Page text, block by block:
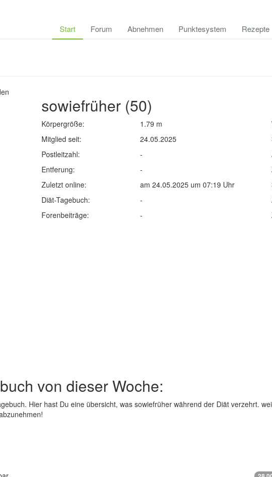
Start Forum Abnehmen Punktesystem Rezepte
sowiefrüher (50)
Körpergröße: 1.79 m
Mitglied seit:
24.05.2025
Postleitzahl:
-
Entferung:
-
Zuletzt online:
am 24.05.2025 um 07:19 Uhr
Diät-Tagebuch:
-
Forenbeiträge:
-
von dieser Woche:
Hier hast Du eine übersicht, was sowiefrüher während der Diät verzehrt.